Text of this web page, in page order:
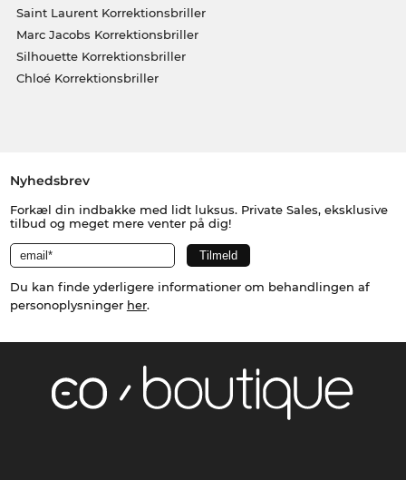
Saint Laurent Korrektionsbriller
Marc Jacobs Korrektionsbriller
Silhouette Korrektionsbriller
Chloé Korrektionsbriller
Nyhedsbrev
Forkæl din indbakke med lidt luksus. Private Sales, eksklusive
tilbud og meget mere venter på dig!
Du kan finde yderligere informationer om behandlingen af
personoplysninger her.